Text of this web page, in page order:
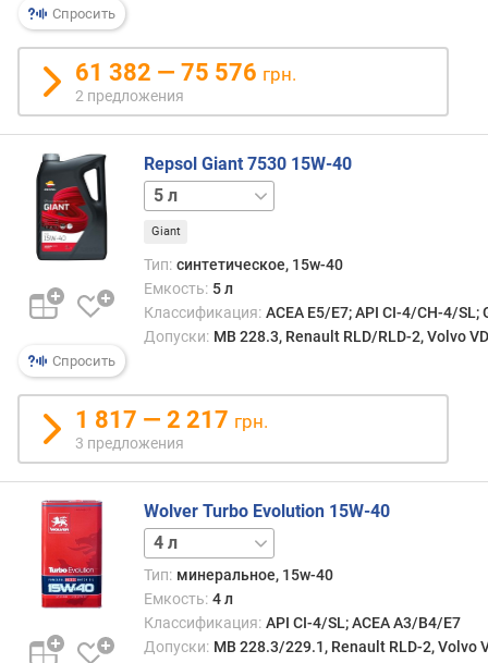
Спросить
61 382 — 75 576 грн.
2 предложения
Спросить
Repsol Giant 7530 15W-40
20 л
Giant
Тип: синтетическое, 15w-40
Емкость: 5 л
Классификация: ACEA E5/E7; API CI-4/CH-4/SL;
Допуски: MB 228.3, Renault RLD/RLD-2, Volvo
1 817 — 2 217 грн.
3 предложения
Wolver Turbo Evolution 15W-40
1 л 5 л 208 л
Тип: минеральное, 15w-40
Емкость: 4 л
Классификация: API CI-4/SL; ACEA A3/B4/E7
Допуски: MB 228.3/229.1, Renault RLD-2, Volvo